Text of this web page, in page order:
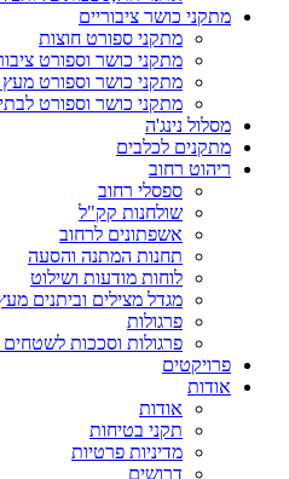
מתקני כושר ציבוריים
מתקני ספורט חוצות
מתקני כושר וספורט
מתקני כושר וספורט מעץ
מתקני כושר וספורט
מסלול נינג'ה
מתקנים לכלבים
ריהוט רחוב
ספסלי רחוב
שולחנות קק"ל
אשפתונים לרחוב
תחנות המתנה והסעה
לוחות מודעות ושילוט
מגדל מצילים וביתנים
פרגולות
פרגולות וסככות לשטחים
פרויקטים
אודות
אודות
תקני בטיחות
מדיניות פרטיות
דרושים